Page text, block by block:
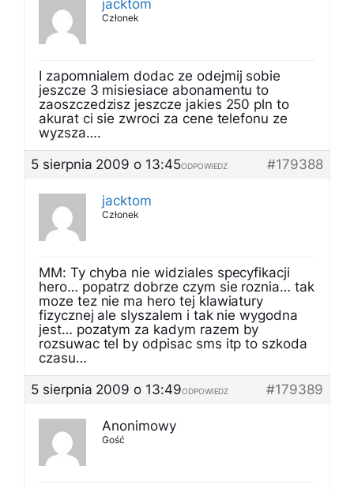
jacktom
Członek
I zapomnialem dodac ze odejmij sobie
jeszcze 3 misiesiace abonamentu to
zaoszczedzisz jeszcze jakies 250 pln to
akurat ci sie zwroci za cene telefonu ze
wyzsza….
5 sierpnia 2009 o 13:45
#179388
ODPOWIEDZ
jacktom
Członek
MM: Ty chyba nie widziales specyfikacji
hero… popatrz dobrze czym sie roznia… tak
moze tez nie ma hero tej klawiatury
fizycznej ale slyszalem i tak nie wygodna
jest… pozatym za kadym razem by
rozsuwac tel by odpisac sms itp to szkoda
czasu…
5 sierpnia 2009 o 13:49
#179389
ODPOWIEDZ
Anonimowy
Gość